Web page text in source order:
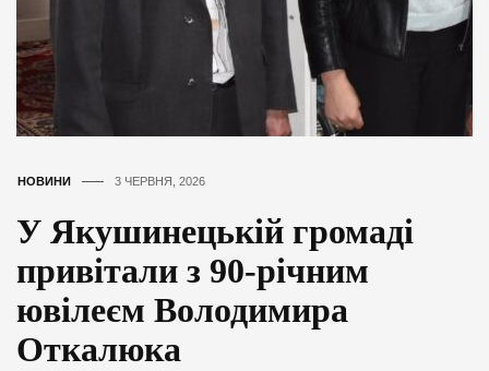
НОВИНИ 3 ЧЕРВНЯ, 2026
У Якушинецькій громаді
привітали з 90-річним
ювілеєм Володимира
Откалюка